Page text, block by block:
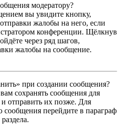
модератору?
вы увидите кнопку,
жалобы на него, если
конференции. Щёлкнув
через ряд шагов,
жалобы на сообщение.
при создании сообщения?
сохранять сообщения для
и отправить их позже. Для
сообщения перейдите в параграф